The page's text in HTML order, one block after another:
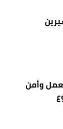
والعمل وأمن